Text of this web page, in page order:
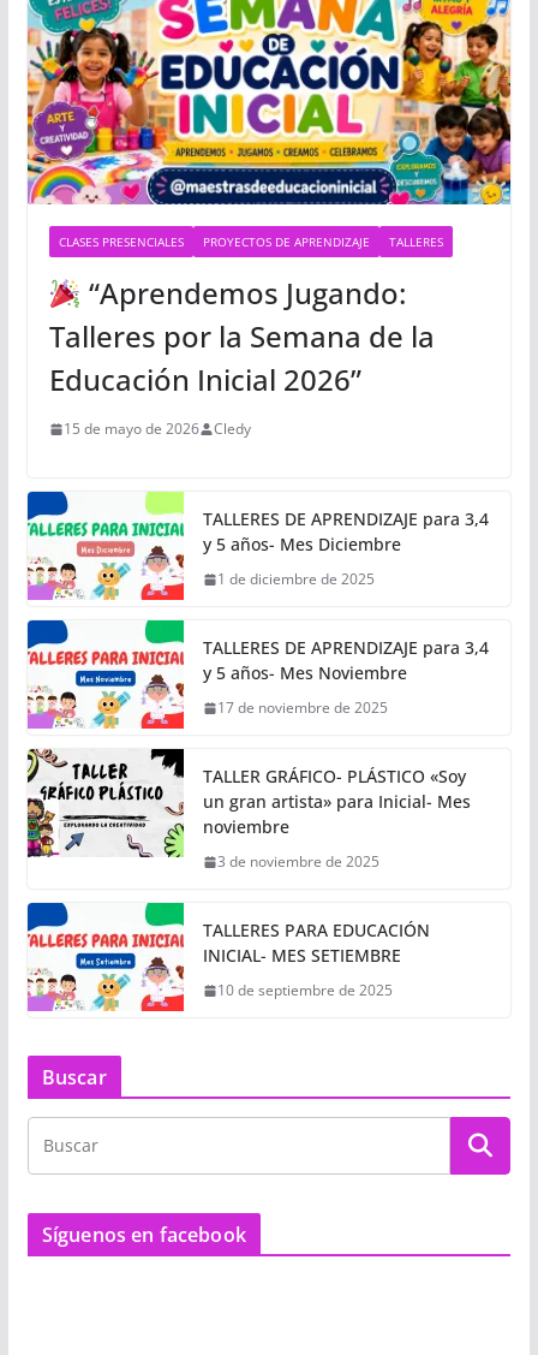
CLASES PRESENCIALES PROYECTOS DE APRENDIZAJE TALLERES
“Aprendemos Jugando:
Talleres por la Semana de la
Educación Inicial 2026”
15 de mayo de 2026 Cledy
TALLERES DE APRENDIZAJE para 3,4
y 5 años- Mes Diciembre
1 de diciembre de 2025
TALLERES DE APRENDIZAJE para 3,4
y 5 años- Mes Noviembre
17 de noviembre de 2025
TALLER GRÁFICO- PLÁSTICO «Soy
un gran artista» para Inicial- Mes
noviembre
3 de noviembre de 2025
TALLERES PARA EDUCACIÓN
INICIAL- MES SETIEMBRE
10 de septiembre de 2025
Buscar
Síguenos en facebook